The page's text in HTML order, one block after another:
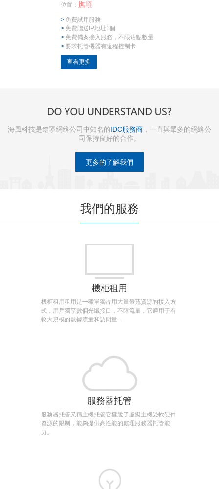
位置： 撫順
> 免費試用服務
> 免費贈送IP地址1個
> 免費備案接入服務，不限站點數量
> 要求托管機器有遠程控制卡
查看更多
海風科技是遼寧網絡公司中知名的IDC服務商 ，一直與眾多的網絡公
司保持良好的合作。
更多的了解我們
我們的服務
機柜租用
機柜租用租用是一種單獨占用大量帶寬資源的接入方
式，用戶獨享數個光纖接口，不限流量，它適用于有
較大規模的數據流量和訪問量...
服務器托管
服務器托管又稱主機托管它擺脫了虛擬主機受軟硬件
資源的限制，能夠提供高性能的處理服務器托管能
力。